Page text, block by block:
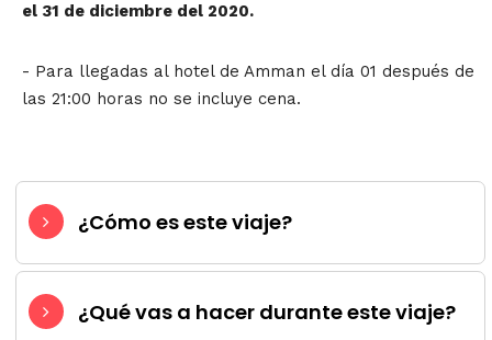
el 31 de diciembre del 2020.
- Para llegadas al hotel de Amman el día 01 después de
las 21:00 horas no se incluye cena.
¿Cómo es este viaje?
¿Qué vas a hacer durante este viaje?